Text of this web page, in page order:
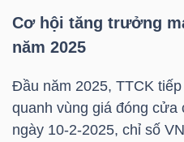
Cơ hội tăng trưởng
năm 2025
Đầu năm 2025, TTCK
quanh vùng giá đóng
ngày 10-2-2025, chỉ số
CÔNG
NGHIỆP